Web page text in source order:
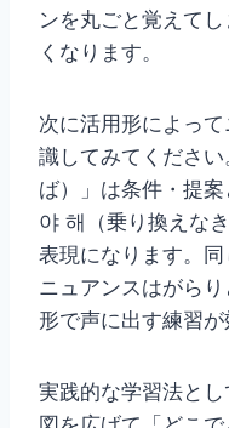
ンを丸ごと覚えて
くなります。
次に活用形によっ
識してみてくださ
ば）」は条件・提
야 해（乗り換えな
表現になります。
ニュアンスはがら
形で声に出す練習が
実践的な学習法と